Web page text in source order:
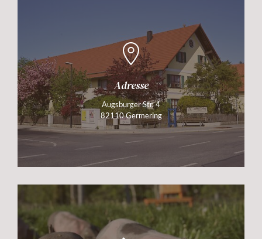
Adresse
Augsburger Str. 4
82110 Germering